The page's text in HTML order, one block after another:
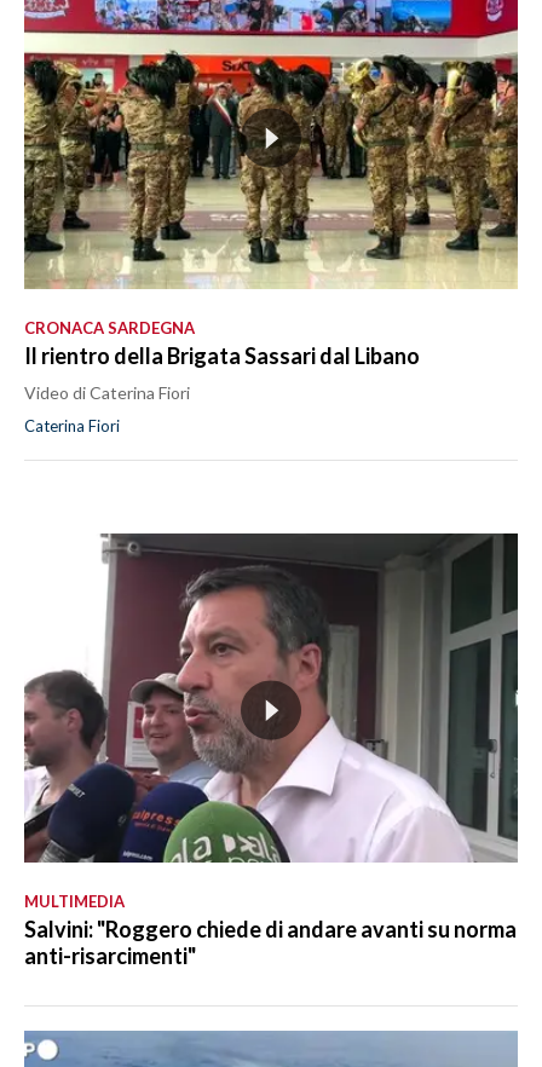
CRONACA SARDEGNA
Il rientro della Brigata Sassari dal Libano
Video di Caterina Fiori
Caterina Fiori
MULTIMEDIA
Salvini: "Roggero chiede di andare avanti su norma
anti-risarcimenti"